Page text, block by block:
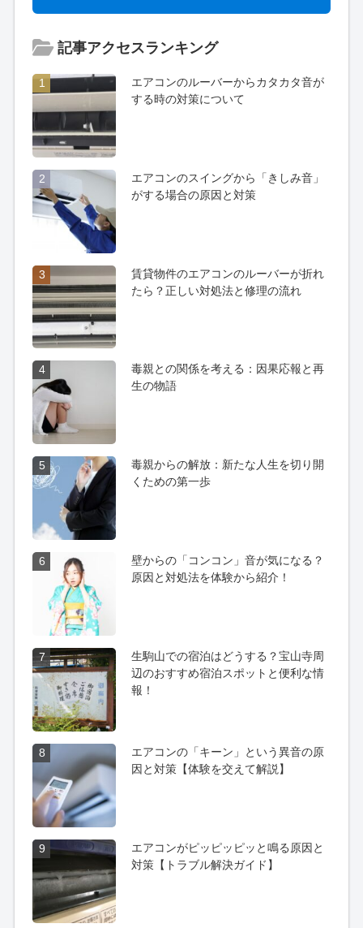
記事アクセスランキング
1
エアコンのルーバーからカタカタ音が
する時の対策について
2
エアコンのスイングから「きしみ音」
がする場合の原因と対策
3
賃貸物件のエアコンのルーバーが折れ
たら？正しい対処法と修理の流れ
4
毒親との関係を考える：因果応報と再
生の物語
5
毒親からの解放：新たな人生を切り開
くための第一歩
6
壁からの「コンコン」音が気になる？
原因と対処法を体験から紹介！
7
生駒山での宿泊はどうする？宝山寺周
辺のおすすめ宿泊スポットと便利な情
報！
8
エアコンの「キーン」という異音の原
因と対策【体験を交えて解説】
9
エアコンがピッピッピッと鳴る原因と
対策【トラブル解決ガイド】